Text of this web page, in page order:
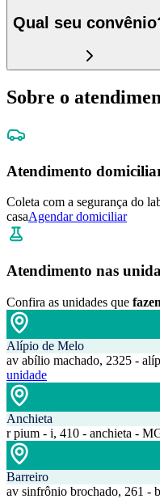
Qual seu
Sobre o
Atendimento
Coleta com a segurança do
casaAgendar domiciliar
Atendimento nas
Confira as unidades que
Alípio de Melo
av abílio machado, 2325 -
unidade
Anchieta
r pium - i, 410 - anchieta -
Barreiro
av sinfrônio brochado, 261 -